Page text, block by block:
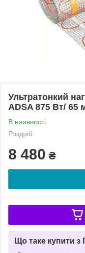
Ультратонкий
ADSA 875 Вт/ 65
В наявності
Роздріб
8 480 ₴
Що таке купити з